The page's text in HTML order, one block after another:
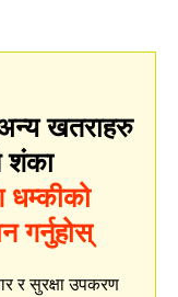
खतराहरु
शंका
गर्नुहोस्
र सुरक्षा उपकरण